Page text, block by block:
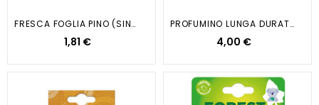
FRESCA FOGLIA PINO (SINGOLA)
1,81 €
PROFUMINO LUNGA DURATA...
4,00 €